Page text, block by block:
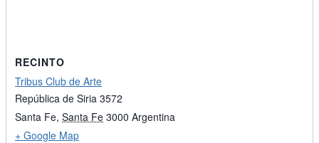
RECINTO
Tribus Club de Arte
República de Siria 3572
Santa Fe, Santa Fe 3000 Argentina
+ Google Map